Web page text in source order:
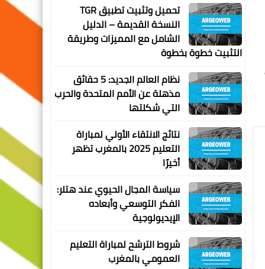
تحميل وتثبيت تطبيق TGR
النسخة القديمة – الدليل
الشامل مع المميزات وطريقة
التثبيت خطوة بخطوة
نظام العالم الجديد: 5 حقائق
مذهلة عن الأمم المتحدة والحرب
التي شكلتها
نتائج الانتقاء الأولي لمباراة
التعليم 2025 بالمغرب تظهر
أخيرًا
سياسة المجال الحيوي عند هتلر:
الفكر التوسعي وأبعاده
الإيديولوجية
شروط الترشح لمباراة التعليم
العمومي بالمغرب